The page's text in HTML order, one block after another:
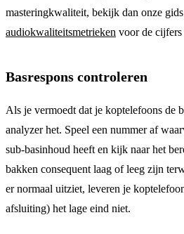
masteringkwaliteit, bekijk dan onze
audiokwaliteitsmetrieken voor de
Basrespons controleren
Als je vermoedt dat je koptelefoons de
analyzer het. Speel een nummer af
sub-basinhoud heeft en kijk naar het
bakken consequent laag of leeg zijn
er normaal uitziet, leveren je
afsluiting) het lage eind niet.